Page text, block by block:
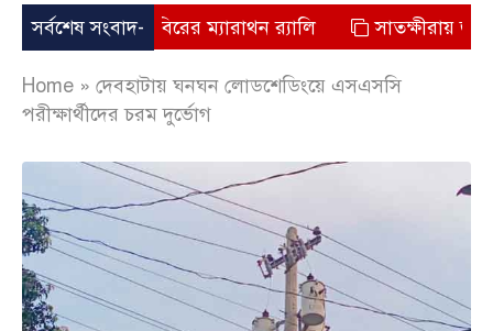
সর্বশেষ সংবাদ-
ছাত্রশিবিরের ম্যারাথন র‌্যালি সাতক্ষীরায় জুলাই
Home » দেবহাটায় ঘনঘন লোডশেডিংয়ে এসএসসি
পরীক্ষার্থীদের চরম দুর্ভোগ